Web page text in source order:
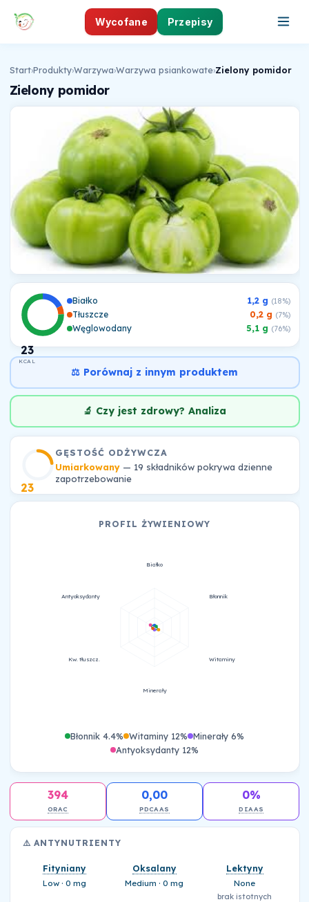
Wycofane Przepisy
Start›Produkty›Warzywa›Warzywa psiankowate›Zielony pomidor
Zielony pomidor
23
KCAL
Białko 1,2 g (18%)
Tłuszcze 0,2 g (7%)
Węglowodany 5,1 g (76%)
⚖️ Porównaj z innym produktem
🔬 Czy jest zdrowy? Analiza
23
GĘSTOŚĆ ODŻYWCZA
Umiarkowany— 19 składników pokrywa dzienne
zapotrzebowanie
PROFIL ŻYWIENIOWY
Białko
Błonnik
Witaminy
Minerały
Kw. tłuszcz.
Antyoksydanty
Błonnik 4.4% Witaminy 12% Minerały 6%
Antyoksydanty 12%
394
ORAC
0,00
PDCAAS
0%
DIAAS
⚠️ ANTYNUTRIENTY
Fityniany
Low · 0 mg
Oksalany
Medium · 0 mg
Lektyny
None
brak istotnych